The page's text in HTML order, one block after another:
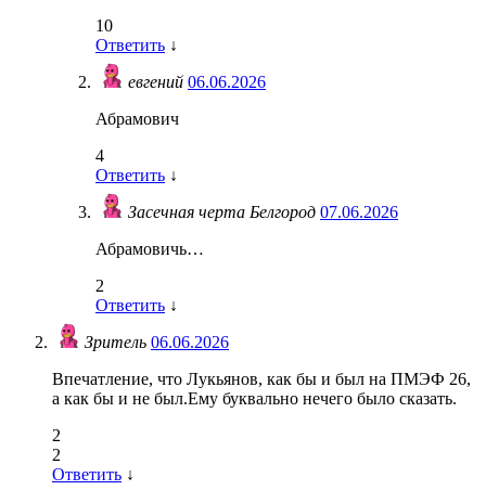
10
Ответить ↓
евгений 06.06.2026
Абрамович
4
Ответить ↓
Засечная черта Белгород 07.06.2026
Абрамовичь…
2
Ответить ↓
Зритель 06.06.2026
Впечатление, что Лукьянов, как бы и был на ПМЭФ 26,
а как бы и не был.Ему буквально нечего было сказать.
2
2
Ответить ↓